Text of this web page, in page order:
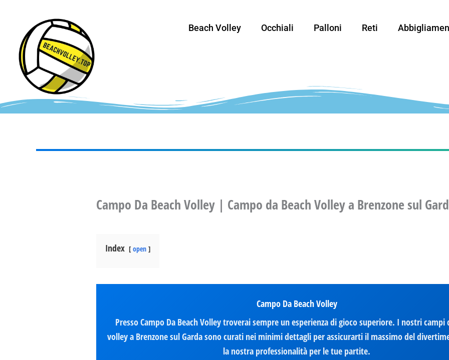
contenuto
Beach Volley Occhiali Palloni Reti
Campo Da Beach Volley | Campo da Beach Volley a Brenzone sul
Index open
Campo Da Beach Volley
Presso Campo Da Beach Volley troverai sempre un esperienza di gioco superiore. I nostri campi
volley a Brenzone sul Garda sono curati nei minimi dettagli per assicurarti il massimo del
la nostra professionalità per le tue partite.